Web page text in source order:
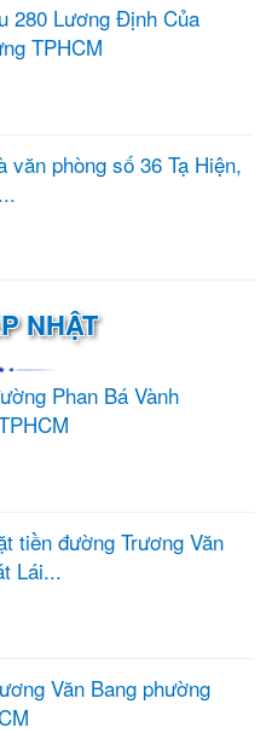
280 Lương Định Của
TPHCM
văn phòng số 36 Tạ Hiện,
NHẬT
Phan Bá Vành
tiền đường Trương Văn
Lái...
Văn Bang phường